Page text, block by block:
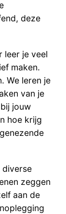
deze
leer je veel
maken.
We leren je
van je
jouw
hoe krijg
diverse
zeggen
aan de